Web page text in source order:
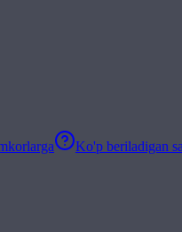
Ko'p beriladigan